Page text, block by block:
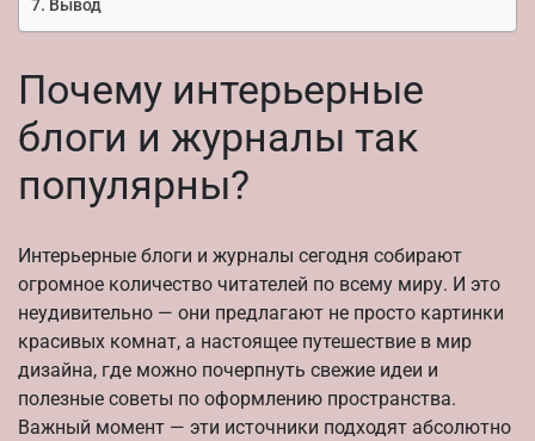
Вывод
Почему интерьерные
блоги и журналы так
популярны?
Интерьерные блоги и журналы сегодня собирают
огромное количество читателей по всему миру. И это
неудивительно — они предлагают не просто картинки
красивых комнат, а настоящее путешествие в мир
дизайна, где можно почерпнуть свежие идеи и
полезные советы по оформлению пространства.
Важный момент — эти источники подходят абсолютно